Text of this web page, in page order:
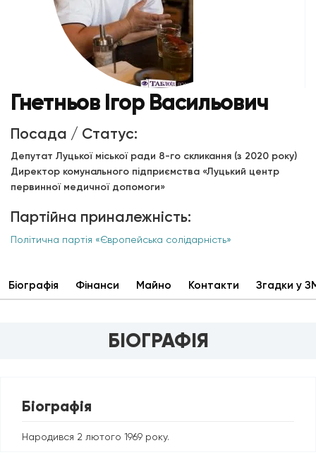
Гнетньов Ігор Васильович
Посада / Статус:
Депутат Луцької міської ради 8-го скликання (з 2020 року)
Директор комунального підприємства «Луцький центр
первинної медичної допомоги»
Партійна приналежність:
Політична партія «Європейська солідарність»
Біографія Фінанси Майно Контакти Згадки у
БІОГРАФІЯ
Біографія
Народився 2 лютого 1969 року.